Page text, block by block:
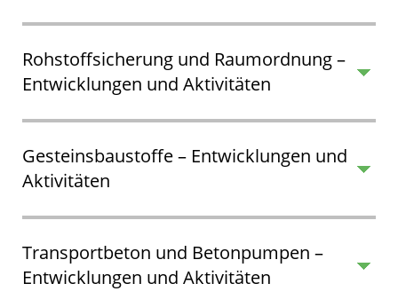
Rohstoffsicherung und Raumordnung –
Entwicklungen und Aktivitäten
Gesteinsbaustoffe – Entwicklungen und
Aktivitäten
Transportbeton und Betonpumpen –
Entwicklungen und Aktivitäten